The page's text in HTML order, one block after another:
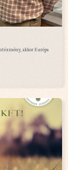
akkor Európa